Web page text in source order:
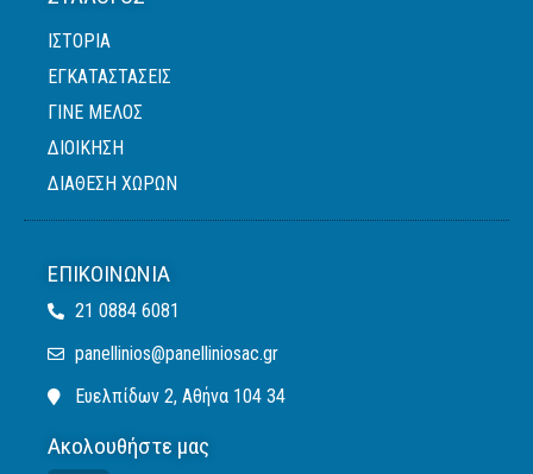
ΙΣΤΟΡΙΑ
ΕΓΚΑΤΑΣΤΑΣΕΙΣ
ΓΙΝΕ ΜΕΛΟΣ
ΔΙΟΙΚΗΣΗ
ΔΙΑΘΕΣΗ ΧΩΡΩΝ
ΕΠΙΚΟΙΝΩΝΊΑ
21 0884 6081
panellinios@panelliniosac.gr
Ευελπίδων 2, Αθήνα 104 34
Ακολουθήστε μας